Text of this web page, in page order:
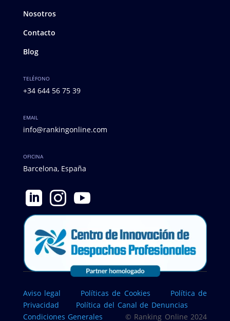
Nosotros
Contacto
Blog
TELÉFONO
+34 644 56 75 39
EMAIL
info@rankingonline.com
OFICINA
Barcelona, España
  
Aviso legal Políticas de Cookies Política de
Privacidad Política del Canal de Denuncias
Condiciones Generales © Ranking Online 2024